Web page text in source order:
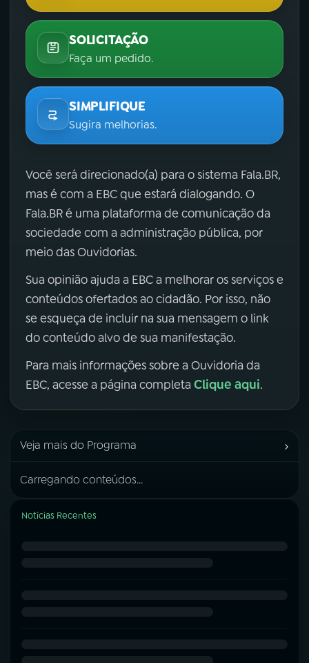
SOLICITAÇÃO
Faça um pedido.
SIMPLIFIQUE
Sugira melhorias.
Você será direcionado(a) para o sistema Fala.BR,
mas é com a EBC que estará dialogando. O
Fala.BR é uma plataforma de comunicação da
sociedade com a administração pública, por
meio das Ouvidorias.
Sua opinião ajuda a EBC a melhorar os serviços e
conteúdos ofertados ao cidadão. Por isso, não
se esqueça de incluir na sua mensagem o link
do conteúdo alvo de sua manifestação.
Para mais informações sobre a Ouvidoria da
EBC, acesse a página completa Clique aqui.
Veja mais do Programa ›
Carregando conteúdos...
Notícias Recentes